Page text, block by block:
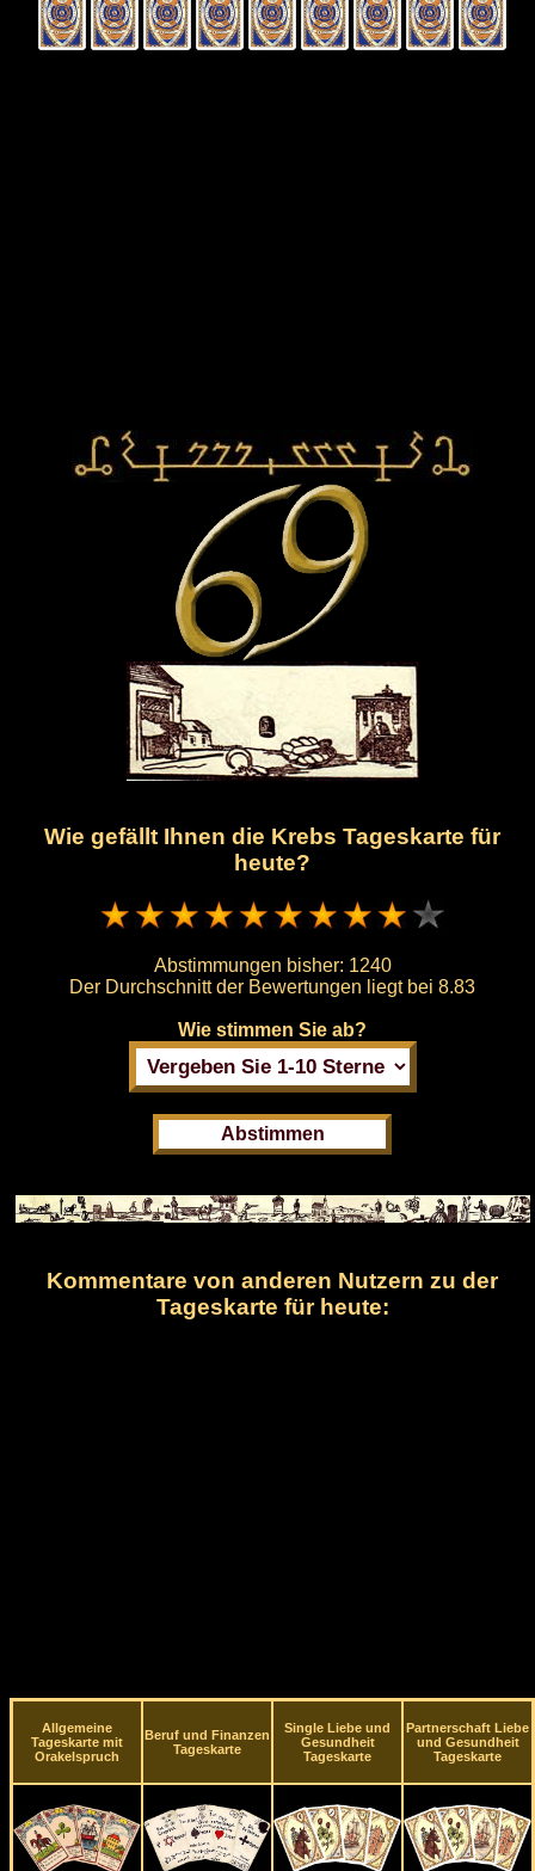
Wie gefällt Ihnen die Krebs Tageskarte für
heute?
Abstimmungen bisher: 1240
Der Durchschnitt der Bewertungen liegt bei 8.83
Wie stimmen Sie ab?
Kommentare von anderen Nutzern zu der
Tageskarte für heute:
Allgemeine
Tageskarte mit
Orakelspruch
Beruf und Finanzen
Tageskarte
Single Liebe und
Gesundheit
Tageskarte
Partnerschaft Liebe
und Gesundheit
Tageskarte